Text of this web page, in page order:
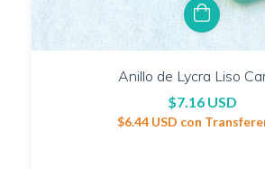
Anillo de Lycra Liso
$7.16 USD
$6.44 USD con